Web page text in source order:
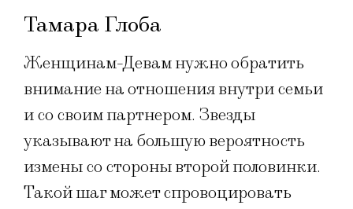
Тамара Глоба
Женщинам-Девам нужно обратить
внимание на отношения внутри семьи
и со своим партнером. Звезды
указывают на большую вероятность
измены со стороны второй половинки.
Такой шаг может спровоцировать